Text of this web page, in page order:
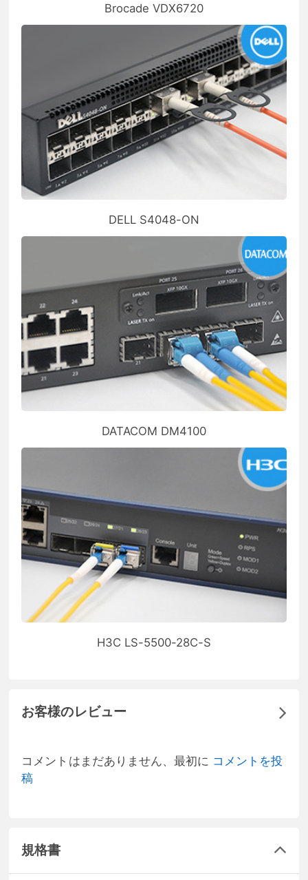
Brocade VDX6720
DELL S4048-ON
DATACOM DM4100
H3C LS-5500-28C-S
お客様のレビュー
コメントはまだありません、最初に コメントを投
稿
規格書